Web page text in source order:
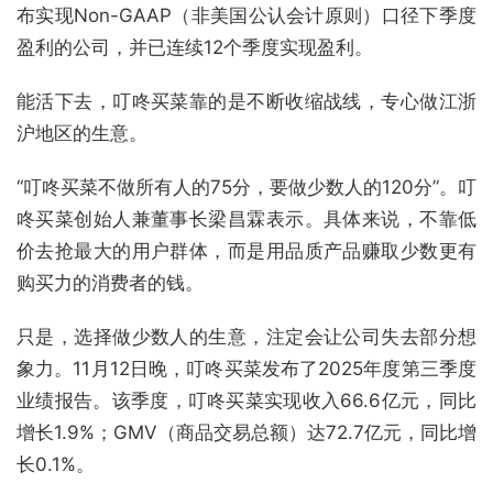
布实现Non-GAAP（非美国公认会计原则）口径下季度
盈利的公司，并已连续12个季度实现盈利。
能活下去，叮咚买菜靠的是不断收缩战线，专心做江浙
沪地区的生意。
“叮咚买菜不做所有人的75分，要做少数人的120分”。叮
咚买菜创始人兼董事长梁昌霖表示。具体来说，不靠低
价去抢最大的用户群体，而是用品质产品赚取少数更有
购买力的消费者的钱。
只是，选择做少数人的生意，注定会让公司失去部分想
象力。11月12日晚，叮咚买菜发布了2025年度第三季度
业绩报告。该季度，叮咚买菜实现收入66.6亿元，同比
增长1.9%；GMV（商品交易总额）达72.7亿元，同比增
长0.1%。